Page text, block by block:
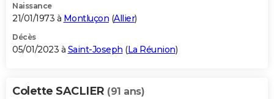
Naissance
21/01/1973 à Montluçon (Allier)
Décès
05/01/2023 à Saint-Joseph (La Réunion)
Colette SACLIER (91 ans)